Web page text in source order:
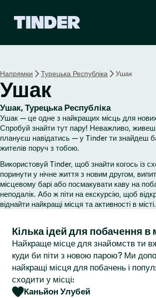
н
т
о
р
і
а
T
i
n
r
Напрямки Турецька Республіка Ушак
Ушак
Ушак, Турецька Республіка
Ушак — це одне з найкращих місць для
Спробуй знайти тут пару! Неважливо, живеш
плануєш навідатись — у Tinder ти знайдеш
жителів поруч з тобою.
Використовуй Tinder, щоб знайти когось із
поринути у нічне життя з новим другом,
місцевому барі або посмакувати каву на
неподалік. Або ж піти на екскурсію, щоб
віднайти найкращі місця та активності в місті.
Кілька ідей для побачення в
Найкраще місце для знайомств ти
куди би піти з новою парою? Ми
найкращі місця для побачень і
сходити у місці:
Каньйон Улубей